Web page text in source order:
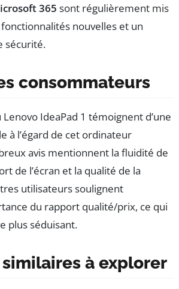
365 sont régulièrement mis
nouvelles et un
sécurité.
consommateurs
IdeaPad 1 témoignent d’une
à l’égard de cet ordinateur
avis mentionnent la fluidité de
de l’écran et la qualité de la
utilisateurs soulignent
du rapport qualité/prix, ce qui
plus séduisant.
similaires à explorer